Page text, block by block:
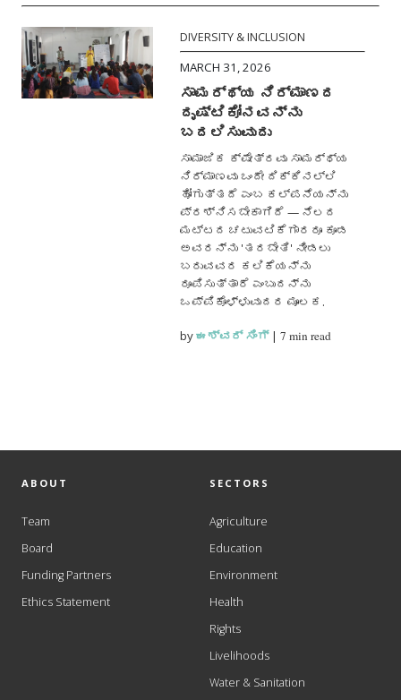
DIVERSITY & INCLUSION
MARCH 31, 2026
ಸಾಮರ್ಥ್ಯ ನಿರ್ಮಾಣದ
ದೃಷ್ಟಿಕೋನವನ್ನು
ಬದಲಿಸುವುದು
ಸಾಮಾಜಿಕ ಕ್ಷೇತ್ರವು ಸಾಮರ್ಥ್ಯ
ನಿರ್ಮಾಣವು ಒಂದೇ ದಿಕ್ಕಿನಲ್ಲಿ
ಹೋಗುತ್ತದೆ ಎಂಬ ಕಲ್ಪನೆಯನ್ನು
ಪ್ರಶ್ನಿಸಬೇಕಾಗಿದೆ — ನೆಲದ
ಮಟ್ಟದ ಚಟುವಟಿಕೆಗಾರರೂ ಕೂಡ
ಅವರನ್ನು 'ತರಬೇತಿ' ನೀಡಲು
ಬರುವವರ ಕಲಿಕೆಯನ್ನು
ರೂಪಿಸುತ್ತಾರೆ ಎಂಬುದನ್ನು
ಒಪ್ಪಿಕೊಳ್ಳುವುದರ ಮೂಲಕ.
byಈಶ್ವರ್ ಸಿಂಗ್|7 min read
ABOUT
Team
Board
Funding Partners
Ethics Statement
SECTORS
Agriculture
Education
Environment
Health
Rights
Livelihoods
Water & Sanitation